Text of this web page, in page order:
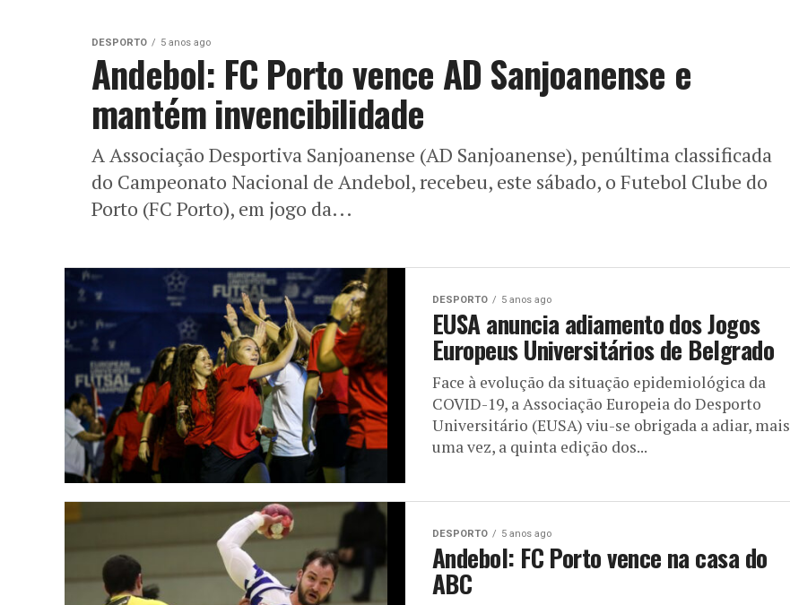
DESPORTO 5 anos ago
Andebol: FC Porto vence AD Sanjoanense e
mantém invencibilidade
A Associação Desportiva Sanjoanense (AD Sanjoanense), penúltima classificada
do Campeonato Nacional de Andebol, recebeu, este sábado, o Futebol Clube do
Porto (FC Porto), em jogo da...
DESPORTO 5 anos ago
EUSA anuncia adiamento dos Jogos
Europeus Universitários de Belgrado
Face à evolução da situação epidemiológica da
COVID-19, a Associação Europeia do Desporto
Universitário (EUSA) viu-se obrigada a adiar, mais
uma vez, a quinta edição dos...
DESPORTO 5 anos ago
Andebol: FC Porto vence na casa do
ABC